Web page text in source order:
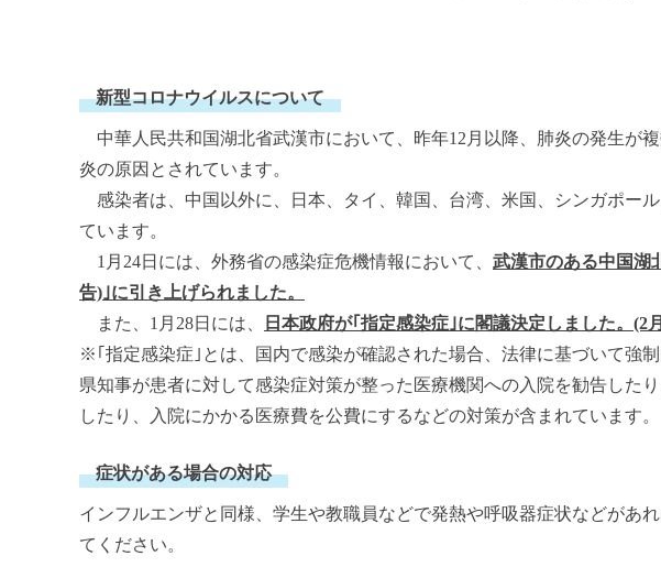
新型コロナウイルスについて
中華人民共和国湖北省武漢市において、昨年12月以降、肺炎の発生が
炎の原因とされています。
感染者は、中国以外に、日本、タイ、韓国、台湾、米国、シンガポー
ています。
1月24日には、外務省の感染症危機情報において、 武漢市のある中国湖
告)｣に引き上げられました。
また、1月28日には、
日本政府が｢指定感染症｣に閣議決定しました。(2
※｢指定感染症｣とは、国内で感染が確認された場合、法律に基づいて強
県知事が患者に対して感染症対策が整った医療機関への入院を勧告した
したり、入院にかかる医療費を公費にするなどの対策が含まれています。
症状がある場合の対応
インフルエンザと同様、学生や教職員などで発熱や呼吸器症状などがあ
てください。